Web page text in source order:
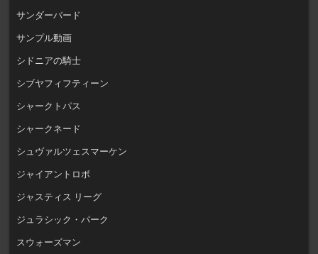
サンダーバード
サンプル動画
シドニアの騎士
シブヤフィフティーン
シャークトパス
シャークネード
シュヴァルツェスマーケン
ジャイアントロボ
ジャスティス リーグ
ジュラシック・パーク
スウォーズマン